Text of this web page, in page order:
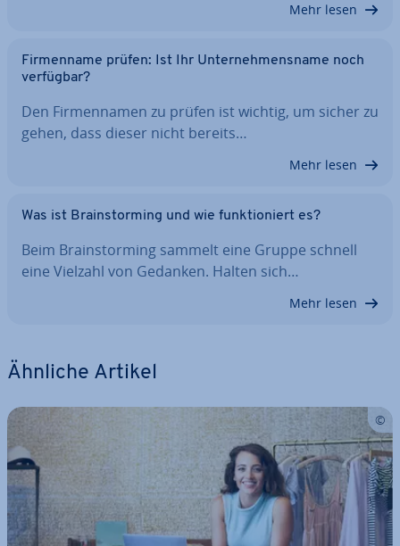
Mehr lesen
Fir­men­na­me prüfen: Ist Ihr Un­ter­neh­mens­na­me noch
verfügbar?
Den Fir­men­na­men zu prüfen ist wichtig, um sicher zu
gehen, dass dieser nicht bereits…
Mehr lesen
Was ist Brain­stor­ming und wie funk­tio­niert es?
Beim Brain­stor­ming sammelt eine Gruppe schnell
eine Vielzahl von Gedanken. Halten sich…
Mehr lesen
Ähnliche Artikel